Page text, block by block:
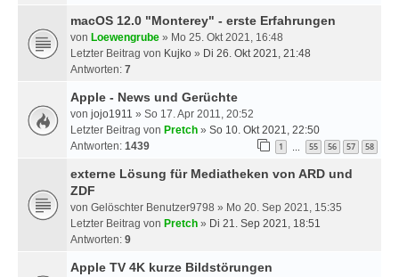
macOS 12.0 "Monterey" - erste Erfahrungen
von Loewengrube » Mo 25. Okt 2021, 16:48
Letzter Beitrag von Kujko » Di 26. Okt 2021, 21:48
Antworten: 7
Apple - News und Gerüchte
von jojo1911 » So 17. Apr 2011, 20:52
Letzter Beitrag von Pretch » So 10. Okt 2021, 22:50
Antworten: 1439 1 55 56 57 58
externe Lösung für Mediatheken von ARD und
ZDF
von Gelöschter Benutzer9798 » Mo 20. Sep 2021, 15:35
Letzter Beitrag von Pretch » Di 21. Sep 2021, 18:51
Antworten: 9
Apple TV 4K kurze Bildstörungen